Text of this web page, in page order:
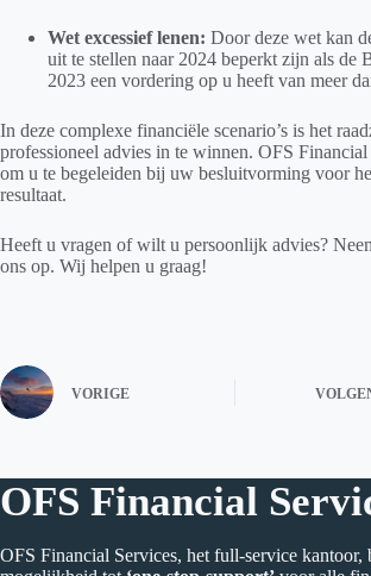
Wet excessief lenen: Door deze wet kan
uit te stellen naar 2024 beperkt zijn als de
2023 een vordering op u heeft van meer
In deze complexe financiële scenario’s is het
professioneel advies in te winnen. OFS Financial
om u te begeleiden bij uw besluitvorming voor
resultaat.
Heeft u vragen of wilt u persoonlijk advies?
ons op. Wij helpen u graag!
VORIGE
OFS Financial
OFS Financial Services, het full-service kantoor,